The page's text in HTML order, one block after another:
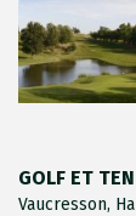
GOLF ET
Vaucresson,